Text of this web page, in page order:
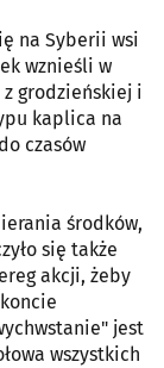
na Syberii wsi
wznieśli w
grodzieńskiej i
kaplica na
czasów
środków,
się także
akcji, żeby
jest
wszystkich